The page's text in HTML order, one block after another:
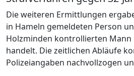
Die weiteren Ermittlungen
in Hameln gemeldeten Person
Holzminden kontrollierten Mann
handelt. Die zeitlichen Abläufe
Polizeiangaben nachvollzogen